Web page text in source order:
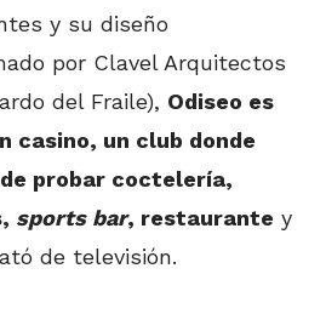
y su diseño
por Clavel Arquitectos
del Fraile), Odiseo es
casino, un club donde
probar coctelería,
sports bar, restaurante y
de televisión.